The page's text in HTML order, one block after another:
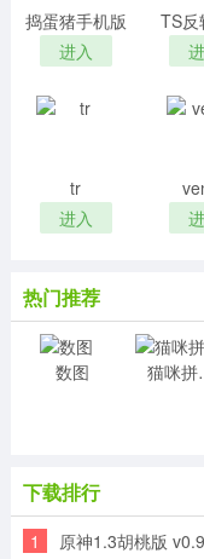
捣蛋猪手机版
进入
TS反
tr
进入
热门推荐
数图 猫
下载排行
1 原神1.3胡桃版